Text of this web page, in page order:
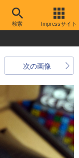
検索 Impressサイト
次の画像